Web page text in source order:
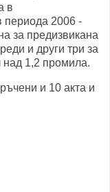
в
периода 2006 -
за предизвикана
и други три за
1,2 промила.
и 10 акта и